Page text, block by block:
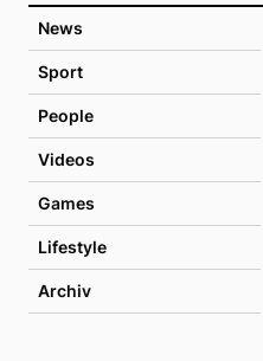
News
Sport
People
Videos
Games
Lifestyle
Archiv